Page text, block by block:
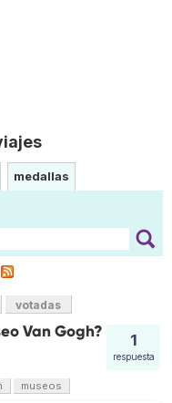
medallas
votadas
1
respuesta
Van Gogh?
museos